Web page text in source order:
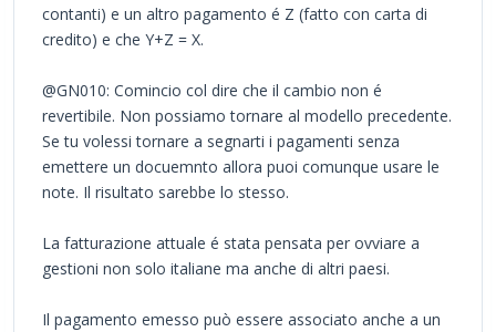
contanti) e un altro pagamento é Z (fatto con carta di
credito) e che Y+Z = X.
@GN010: Comincio col dire che il cambio non é
revertibile. Non possiamo tornare al modello precedente.
Se tu volessi tornare a segnarti i pagamenti senza
emettere un docuemnto allora puoi comunque usare le
note. Il risultato sarebbe lo stesso.
La fatturazione attuale é stata pensata per ovviare a
gestioni non solo italiane ma anche di altri paesi.
Il pagamento emesso può essere associato anche a un